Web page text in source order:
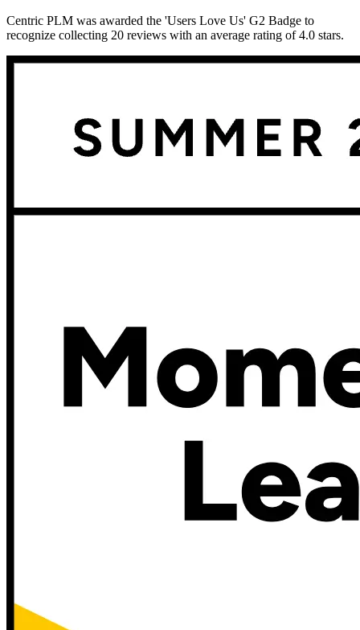
Centric PLM was awarded the 'Users Love Us' G2 Badge to
recognize collecting 20 reviews with an average rating of 4.0 stars.